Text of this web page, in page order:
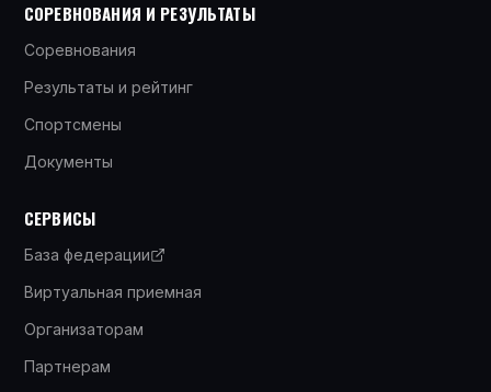
СОРЕВНОВАНИЯ И РЕЗУЛЬТАТЫ
Соревнования
Результаты и рейтинг
Спортсмены
Документы
СЕРВИСЫ
База федерации
Виртуальная приемная
Организаторам
Партнерам